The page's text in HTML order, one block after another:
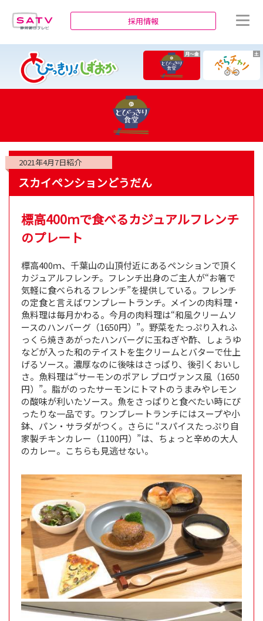
採用情報
月～金 土
2021年4月7日紹介
スカイペンションどうだん
標高400ｍで食べるカジュアルフレンチ
のプレート
標高400ｍ、千葉山の山頂付近にあるペンションで頂く
カジュアルフレンチ。フレンチ出身のご主人が“お箸で
気軽に食べられるフレンチ”を提供している。フレンチ
の定食と言えばワンプレートランチ。メインの肉料理・
魚料理は毎月かわる。今月の肉料理は“和風クリームソ
ースのハンバーグ（1650円）”。野菜をたっぷり入れふ
っくら焼きあがったハンバーグに玉ねぎや酢、しょうゆ
などが入った和のテイストを生クリームとバターで仕上
げるソース。濃厚なのに後味はさっぱり、後引くおいし
さ。魚料理は“サーモンのポアレ プロヴァンス風（1650
円）”。脂がのったサーモンにトマトのうまみやレモン
の酸味が利いたソース。魚をさっぱりと食べたい時にぴ
ったりな一品です。ワンプレートランチにはスープや小
鉢、パン・サラダがつく。さらに “スパイスたっぷり自
家製チキンカレー（1100円）”は、ちょっと辛めの大人
のカレー。こちらも見逃せない。